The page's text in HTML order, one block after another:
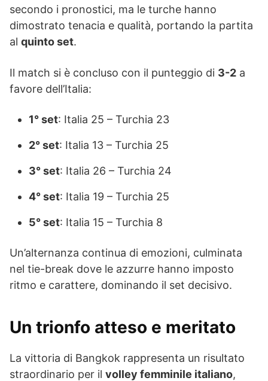
secondo i pronostici, ma le turche hanno
dimostrato tenacia e qualità, portando la partita
al quinto set.
Il match si è concluso con il punteggio di 3-2 a
favore dell’Italia:
1° set: Italia 25 – Turchia 23
2° set: Italia 13 – Turchia 25
3° set: Italia 26 – Turchia 24
4° set: Italia 19 – Turchia 25
5° set: Italia 15 – Turchia 8
Un’alternanza continua di emozioni, culminata
nel tie-break dove le azzurre hanno imposto
ritmo e carattere, dominando il set decisivo.
Un trionfo atteso e meritato
La vittoria di Bangkok rappresenta un risultato
straordinario per il volley femminile italiano,